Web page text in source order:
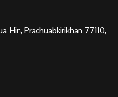
Hin, Prachuabkirikhan 77110,